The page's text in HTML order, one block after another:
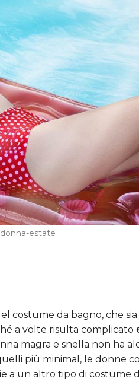
estate
costume da bagno, che
a volte risulta complicato
magra e snella non ha
più minimal, le donne
a un altro tipo di costume